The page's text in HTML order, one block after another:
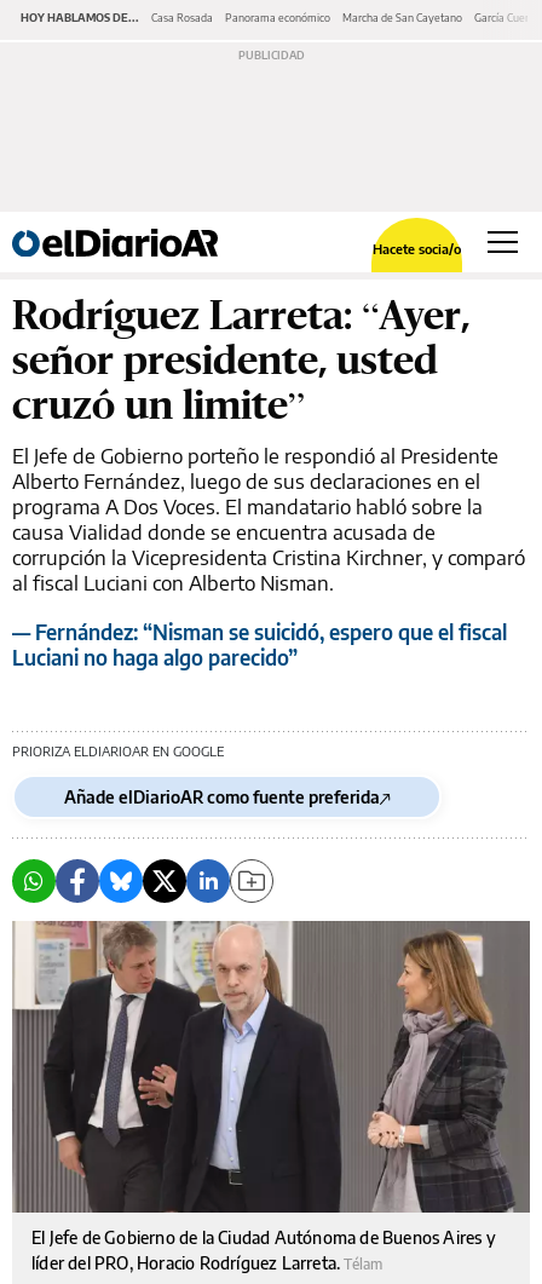
HOY HABLAMOS DE... Casa Rosada Panorama económico Marcha de San Cayetano García Cuerva
Hacete socia/o
Rodríguez Larreta: “Ayer,
señor presidente, usted
cruzó un limite”
El Jefe de Gobierno porteño le respondió al Presidente
Alberto Fernández, luego de sus declaraciones en el
programa A Dos Voces. El mandatario habló sobre la
causa Vialidad donde se encuentra acusada de
corrupción la Vicepresidenta Cristina Kirchner, y comparó
al fiscal Luciani con Alberto Nisman.
— Fernández: “Nisman se suicidó, espero que el fiscal
Luciani no haga algo parecido”
PRIORIZA ELDIARIOAR EN GOOGLE
Añade elDiarioAR como fuente preferida
El Jefe de Gobierno de la Ciudad Autónoma de Buenos Aires y
líder del PRO, Horacio Rodríguez Larreta.Télam